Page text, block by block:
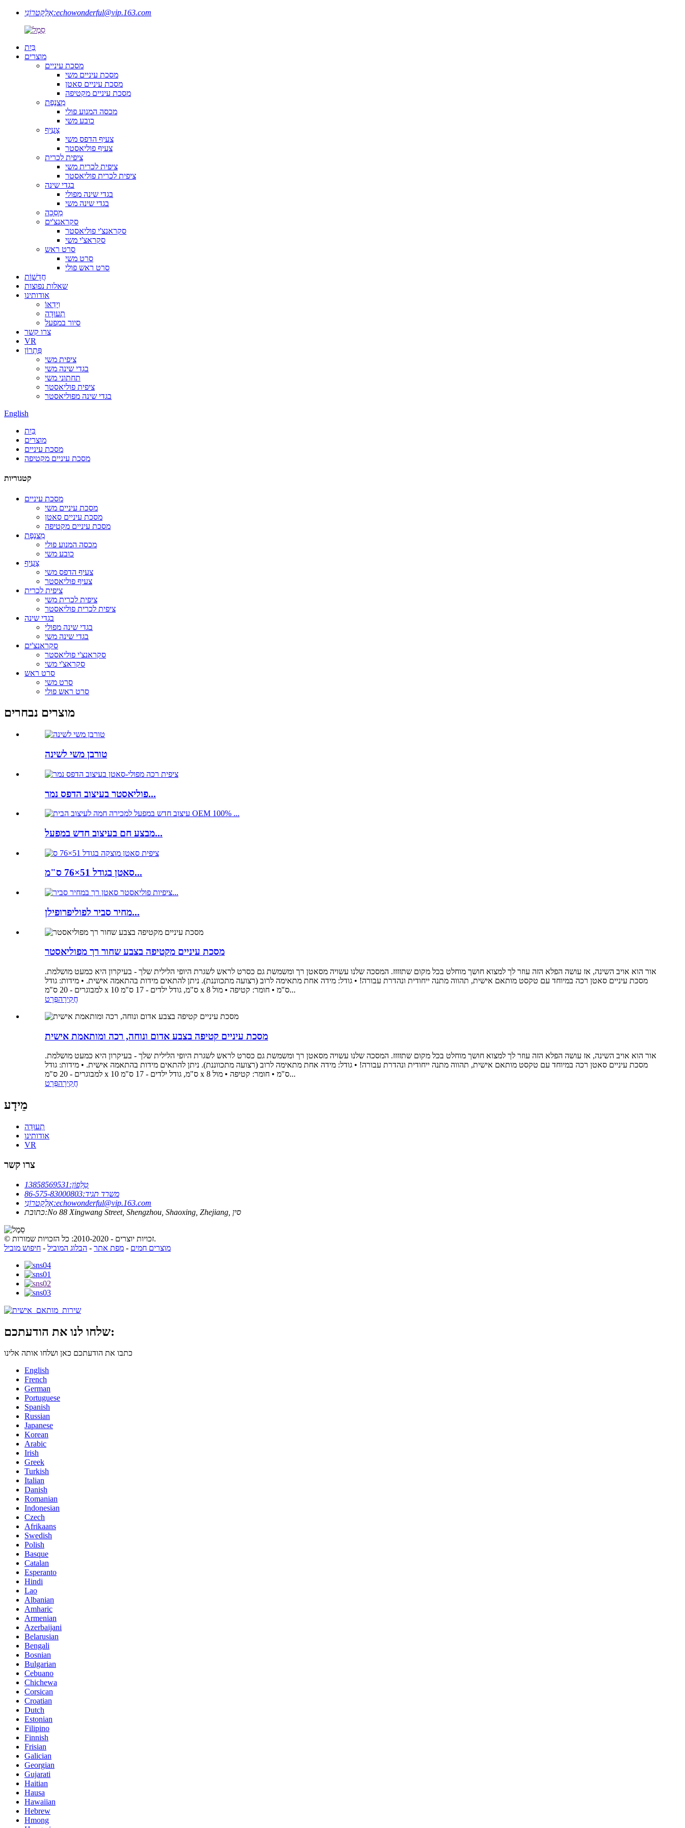
אֶלֶקטרוֹנִי:echowonderful@vip.163.com
בַּיִת
מוצרים
מסכת עיניים
מסכת עיניים משי
מסכת עיניים סאטן
מסכת עיניים מקטיפה
מִצנֶפֶת
מכסה המנוע פולי
כובע משי
צָעִיף
צעיף הדפס משי
צעיף פוליאסטר
ציפית לכרית
ציפית לכרית משי
ציפית לכרית פוליאסטר
בגדי שינה
בגדי שינה מפולי
בגדי שינה משי
מַסֵכָה
סקראנצ'ים
סקראנצ'י פוליאסטר
סקראצ'י משי
סרט ראש
סרט משי
סרט ראש פולי
חֲדָשׁוֹת
שאלות נפוצות
אודותינו
וִידֵאוֹ
תְעוּדָה
סיור במפעל
צרו קשר
VR
פִּתָרוֹן
ציפית משי
בגדי שינה משי
תחתוני משי
ציפית פוליאסטר
בגדי שינה מפוליאסטר
English
בַּיִת
מוצרים
מסכת עיניים
מסכת עיניים מקטיפה
קטגוריות
מסכת עיניים
מסכת עיניים משי
מסכת עיניים סאטן
מסכת עיניים מקטיפה
מִצנֶפֶת
מכסה המנוע פולי
כובע משי
צָעִיף
צעיף הדפס משי
צעיף פוליאסטר
ציפית לכרית
ציפית לכרית משי
ציפית לכרית פוליאסטר
בגדי שינה
בגדי שינה מפולי
בגדי שינה משי
סקראנצ'ים
סקראנצ'י פוליאסטר
סקראצ'י משי
סרט ראש
סרט משי
סרט ראש פולי
מוצרים נבחרים
טורבן משי לשינה
פוליאסטר בעיצוב הדפס נמר...
מבצע חם בעיצוב חדש במפעל...
סאטן בגודל 51×76 ס"מ...
מחיר סביר לפוליפרופילן...
מסכת עיניים מקטיפה בצבע שחור רך מפוליאסטר
אור הוא אויב השינה, אז עושה הפלא הזה עוזר לך למצוא חושך מוחלט בכל מקום שתזזזז. המסכה שלנו עשויה מסאטן רך ומשמשת גם כסרט לראש לשגרת היופי הלילית שלך - בעיקרון היא כמעט מושלמת.
מסכת עיניים סאטן רכה במיוחד עם טקסט מותאם אישית, תהווה מתנה ייחודית ונהדרת עבורה! • גודל: מידה אחת מתאימה לרוב (רצועה מתכווננת). ניתן להתאים מידות בהתאמה אישית. • מידות: גודל
למבוגרים - 20 ס"מ x 10 ס"מ, גודל ילדים - 17 ס"מ x 8 ס"מ • חומר: קטיפה • מול...
חֲקִירָהפְּרָט
מסכת עיניים קטיפה בצבע אדום ונוחה, רכה ומותאמת אישית
אור הוא אויב השינה, אז עושה הפלא הזה עוזר לך למצוא חושך מוחלט בכל מקום שתזזזז. המסכה שלנו עשויה מסאטן רך ומשמשת גם כסרט לראש לשגרת היופי הלילית שלך - בעיקרון היא כמעט מושלמת.
מסכת עיניים סאטן רכה במיוחד עם טקסט מותאם אישית, תהווה מתנה ייחודית ונהדרת עבורה! • גודל: מידה אחת מתאימה לרוב (רצועה מתכווננת). ניתן להתאים מידות בהתאמה אישית. • מידות: גודל
למבוגרים - 20 ס"מ x 10 ס"מ, גודל ילדים - 17 ס"מ x 8 ס"מ • חומר: קטיפה • מול...
חֲקִירָהפְּרָט
מֵידָע
תְעוּדָה
אודותינו
VR
צרו קשר
טֵלֵפוֹן:13858569531
משרד תגיד:86-575-83000803
אֶלֶקטרוֹנִי:echowonderful@vip.163.com
כתובת:
No 88 Xingwang Street, Shengzhou, Shaoxing, Zhejiang, סין
© זכויות יוצרים - 2010-2020: כל הזכויות שמורות.
מוצרים חמים - מפת אתר - הבלוג המוביל - חיפוש מוביל
שלחו לנו את הודעתכם:
כתבו את הודעתכם כאן ושלחו אותה אלינו
English
French
German
Portuguese
Spanish
Russian
Japanese
Korean
Arabic
Irish
Greek
Turkish
Italian
Danish
Romanian
Indonesian
Czech
Afrikaans
Swedish
Polish
Basque
Catalan
Esperanto
Hindi
Lao
Albanian
Amharic
Armenian
Azerbaijani
Belarusian
Bengali
Bosnian
Bulgarian
Cebuano
Chichewa
Corsican
Croatian
Dutch
Estonian
Filipino
Finnish
Frisian
Galician
Georgian
Gujarati
Haitian
Hausa
Hawaiian
Hebrew
Hmong